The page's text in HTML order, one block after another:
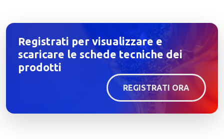
Registrati per visualizzare e
scaricare le schede tecniche dei
prodotti
REGISTRATI ORA